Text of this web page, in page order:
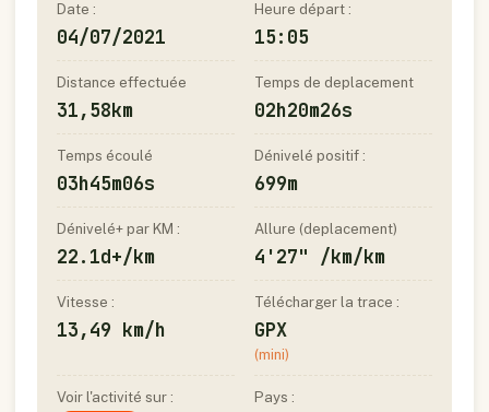
Date :
04/07/2021
Heure départ :
15:05
Distance effectuée
31,58km
Temps de deplacement
02h20m26s
Temps écoulé
03h45m06s
Dénivelé positif :
699m
Dénivelé+ par KM :
22.1d+/km
Allure (deplacement)
4'27" /km/km
Vitesse :
13,49 km/h
Télécharger la trace :
GPX
(mini)
Voir l'activité sur : Pays :